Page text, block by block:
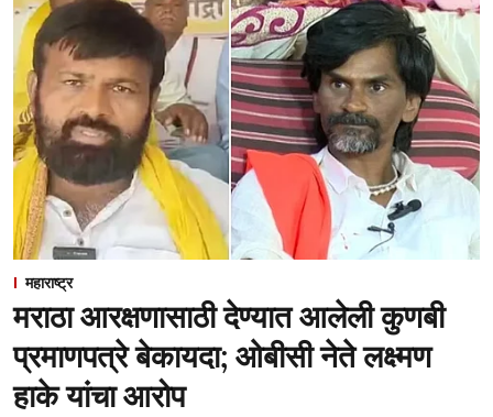
महाराष्ट्र
मराठा आरक्षणासाठी देण्यात आलेली कुणबी
प्रमाणपत्रे बेकायदा; ओबीसी नेते लक्ष्मण
हाके यांचा आरोप